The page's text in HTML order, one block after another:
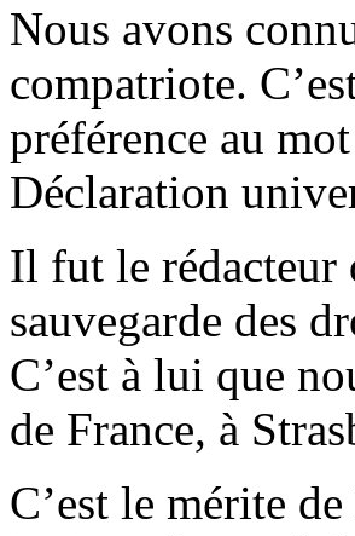
Nous avons
compatriote.
préférence au
Déclaration
Il fut le rédacteur
sauvegarde des
C’est à lui que
de France, à
C’est le mérite